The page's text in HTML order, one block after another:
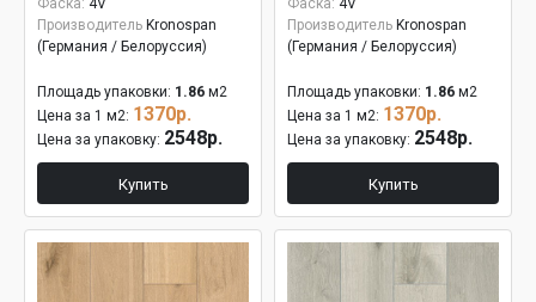
Фаска: 4V
Производитель Kronospan
(Германия / Белоруссия)
Площадь упаковки: 1.86 м2
Цена за 1 м2: 1370р.
Цена за упаковку: 2548р.
Купить
Фаска: 4V
Производитель Kronospan
(Германия / Белоруссия)
Площадь упаковки: 1.86 м2
Цена за 1 м2: 1370р.
Цена за упаковку: 2548р.
Купить